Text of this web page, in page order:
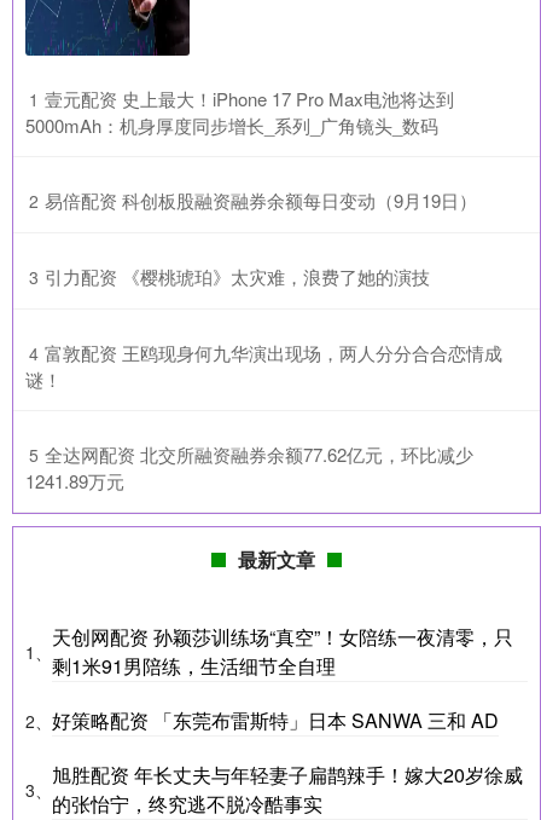
1 ​壹元配资 史上最大！iPhone 17 Pro Max电池将达到
5000mAh：机身厚度同步增长_系列_广角镜头_数码
2 ​易倍配资 科创板股融资融券余额每日变动（9月19日）
3 ​引力配资 《樱桃琥珀》太灾难，浪费了她的演技
4 ​富敦配资 王鸥现身何九华演出现场，两人分分合合恋情成
谜！
5 ​全达网配资 北交所融资融券余额77.62亿元，环比减少
1241.89万元
最新文章
1、
天创网配资 孙颖莎训练场“真空”！女陪练一夜清零，只
剩1米91男陪练，生活细节全自理
2、 好策略配资 「东莞布雷斯特」日本 SANWA 三和 AD
3、
旭胜配资 年长丈夫与年轻妻子扁鹊辣手！嫁大20岁徐威
的张怡宁，终究逃不脱冷酷事实